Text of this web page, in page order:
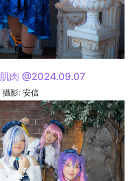
肌肉 @2024.09.07
攝影: 安信